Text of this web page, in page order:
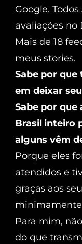
Google.
avaliações no
Mais de 18
meus stories.
Sabe por
em deixar
Sabe por
Brasil inteiro
alguns vêm
Porque eles
atendidos e
graças aos
minimamente
Para mim,
do que